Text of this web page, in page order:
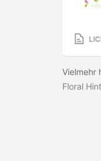
Vielmehr
Floral